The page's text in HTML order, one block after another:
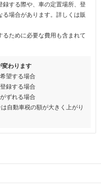
する際や、車の定置場所、登
場合があります。詳しくは販
ために必要な費用も含まれて
変わります
望する場合
録する場合
ずれる場合
自動車税の額が大きく上がり